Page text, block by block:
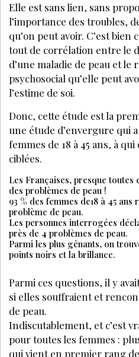
Elle est sans lien, sans
l’importance des troubles,
qu’on peut avoir. C’est bien
tout de corrélation entre le
d’une maladie de peau et
psychosocial qu’elle peut
l’estime de soi.
Donc, cette étude est la
une étude d’envergure qui
femmes de 18 à 45 ans, à
ciblées.
Les Françaises, presque toutes
des problèmes de peau !
93 % des femmes de18 à 45
problème de peau.
Les personnes interrogées
près de 4 problèmes de peau.
Parmi les plus gênants, on
points noirs et la brillance.
Parmi ces questions, il y
si elles souffraient et
de peau.
Indiscutablement, et c’est
pour toutes les femmes :
qui vient en premier rang